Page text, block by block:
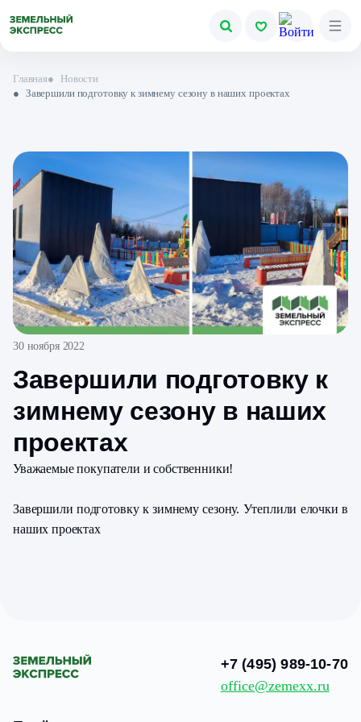
Главная●
Новости
● Завершили подготовку к зимнему сезону в наших проектах
30 ноября 2022
Завершили подготовку к
зимнему сезону в наших
проектах
Уважаемые покупатели и собственники!
Завершили подготовку к зимнему сезону. Утеплили елочки в
наших проектах
+7 (495) 989-10-70
office@zemexx.ru